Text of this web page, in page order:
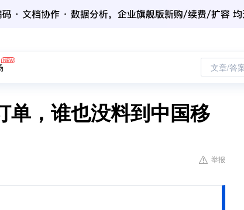
文章/答
单，谁也没料到中国移
举报